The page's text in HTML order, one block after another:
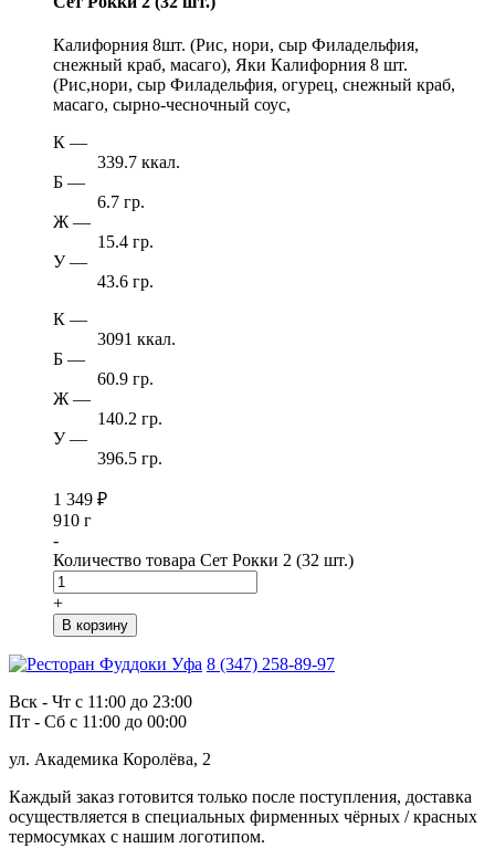
Калифорния 8шт. (Рис, нори, сыр Филадельфия,
снежный краб, масаго), Яки Калифорния 8 шт.
(Рис,нори, сыр Филадельфия, огурец, снежный краб,
масаго, сырно-чесночный соус,
К —
339.7 ккал.
Б —
6.7 гр.
Ж—
15.4 гр.
У—
43.6 гр.
К —
3091 ккал.
Б —
60.9 гр.
Ж—
140.2 гр.
У—
396.5 гр.
1 349 ₽
910 г
-
Количество товара Сет Рокки 2 (32 шт.)
+
В корзину
8 (347) 258-89-97
Вск - Чт с 11:00 до 23:00
Пт - Сб с 11:00 до 00:00
ул. Академика Королёва, 2
Каждый заказ готовится только после поступления, доставка
осуществляется в специальных фирменных чёрных / красных
термосумках с нашим логотипом.